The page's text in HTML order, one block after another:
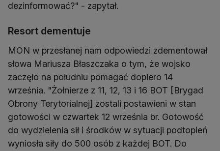
dezinformować?" - zapytał.
Resort dementuje
MON w przesłanej nam odpowiedzi zdementował
słowa Mariusza Błaszczaka o tym, że wojsko
zaczęło na południu pomagać dopiero 14
września. "Żołnierze z 11, 12, 13 i 16 BOT [Brygad
Obrony Terytorialnej] zostali postawieni w stan
gotowości w czwartek 12 września br. Gotowość
do wydzielenia sił i środków w sytuacji podtopień
wyniosła siły do 500 osób z każdej BOT. Do